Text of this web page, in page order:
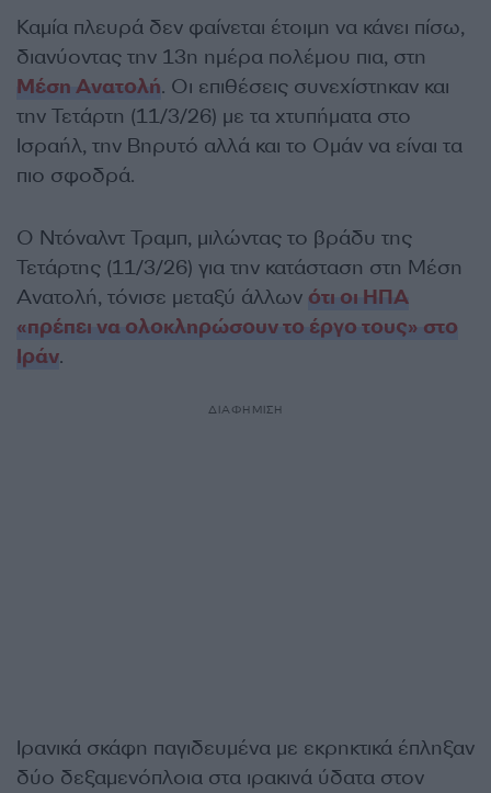
Καμία πλευρά δεν φαίνεται έτοιμη να κάνει πίσω,
διανύοντας την 13η ημέρα πολέμου πια, στη
Μέση Ανατολή. Οι επιθέσεις συνεχίστηκαν και
την Τετάρτη (11/3/26) με τα χτυπήματα στο
Ισραήλ, την Βηρυτό αλλά και το Ομάν να είναι τα
πιο σφοδρά.
Ο Ντόναλντ Τραμπ, μιλώντας το βράδυ της
Τετάρτης (11/3/26) για την κατάσταση στη Μέση
Ανατολή, τόνισε μεταξύ άλλων ότι οι ΗΠΑ
«πρέπει να ολοκληρώσουν το έργο τους» στο
Ιράν.
ΔΙΑΦΗΜΙΣΗ
Ιρανικά σκάφη παγιδευμένα με εκρηκτικά έπληξαν
δύο δεξαμενόπλοια στα ιρακινά ύδατα στον